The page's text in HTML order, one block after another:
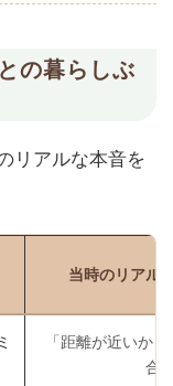
の暮らしぶ
リアルな本音を
当時のリアル
「距離が近いか
合